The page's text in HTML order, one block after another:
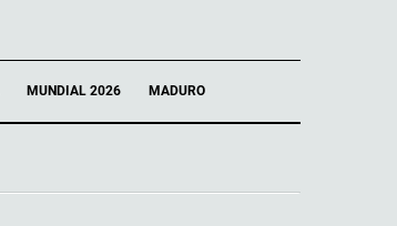
MUNDIAL 2026 MADURO